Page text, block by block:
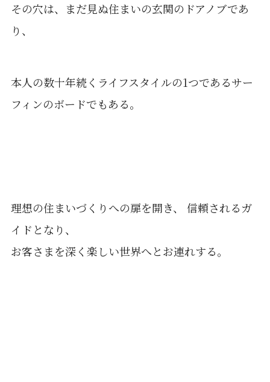
その穴は、まだ見ぬ住まいの玄関のドアノブであ
り、
本人の数十年続くライフスタイルの1つであるサー
フィンのボードでもある。
理想の住まいづくりへの扉を開き、 信頼されるガ
イドとなり、
お客さまを深く楽しい世界へとお連れする。